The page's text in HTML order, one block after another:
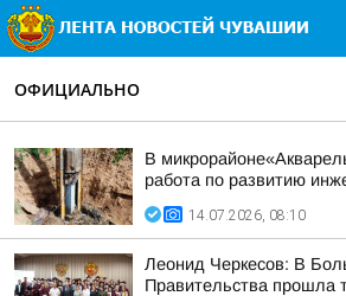
ОФИЦИАЛЬНО
В
работа по развитию
14.07.2026, 08:10
Леонид Черкесов: В
Правительства прошла